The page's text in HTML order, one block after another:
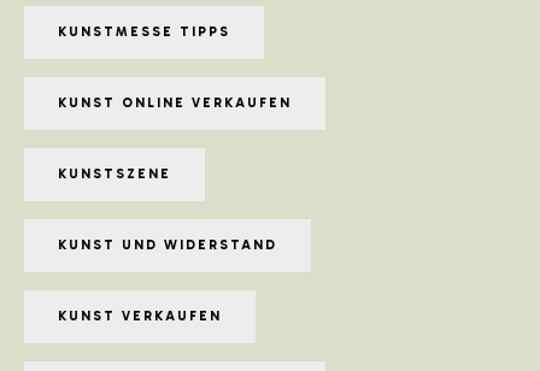
KUNSTMESSE TIPPS
KUNST ONLINE VERKAUFEN
KUNSTSZENE
KUNST UND WIDERSTAND
KUNST VERKAUFEN